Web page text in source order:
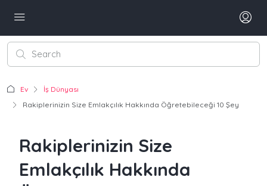
Ev
İş Dünyası
Rakiplerinizin Size Emlakçılık Hakkında Öğretebileceği 10 Şey
Rakiplerinizin Size
Emlakçılık Hakkında